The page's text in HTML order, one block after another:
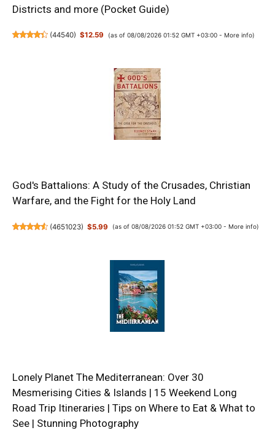
Districts and more (Pocket Guide)
(44540) $12.59 (as of 08/08/2026 01:52 GMT +03:00 - More info)
God's Battalions: A Study of the Crusades, Christian
Warfare, and the Fight for the Holy Land
(4651023) $5.99 (as of 08/08/2026 01:52 GMT +03:00 - More info)
Lonely Planet The Mediterranean: Over 30
Mesmerising Cities & Islands | 15 Weekend Long
Road Trip Itineraries | Tips on Where to Eat & What to
See | Stunning Photography